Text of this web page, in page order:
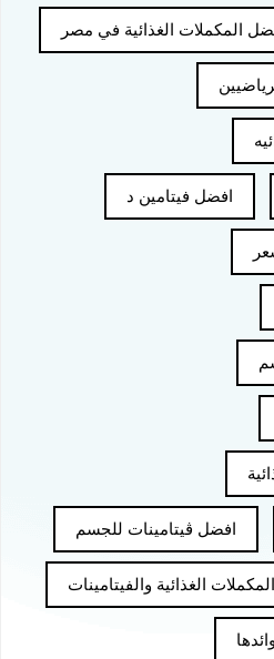
المكملات الغذائية في مصر
افضل فيتامين د
افضل ڤيتامينات للجسم
المكملات الغذائية والفيتامينات